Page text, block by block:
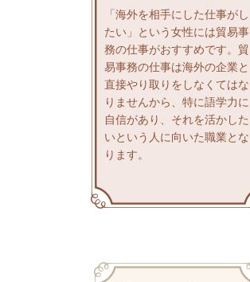
「海外を相手にした仕事がし
たい」という女性には貿易事
務の仕事がおすすめです。貿
易事務の仕事は海外の企業と
直接やり取りをしなくてはな
りませんから、特に語学力に
自信があり、それを活かした
いという人に向いた職業とな
ります。